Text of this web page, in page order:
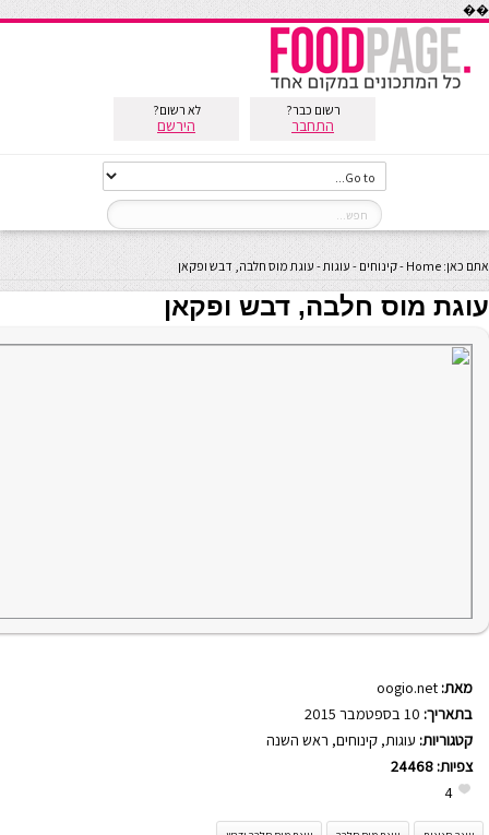
��
רשום כבר?
התחבר
לא רשום?
הירשם
אתם כאן: Home
-קינוחים - עוגות- עוגת מוס חלבה, דבש ופקאן
עוגת מוס חלבה, דבש ופקאן
מאת: oogio.net
בתאריך:
קטגוריות: עוגות, קינוחים, ראש השנה
צפיות: 24468
4